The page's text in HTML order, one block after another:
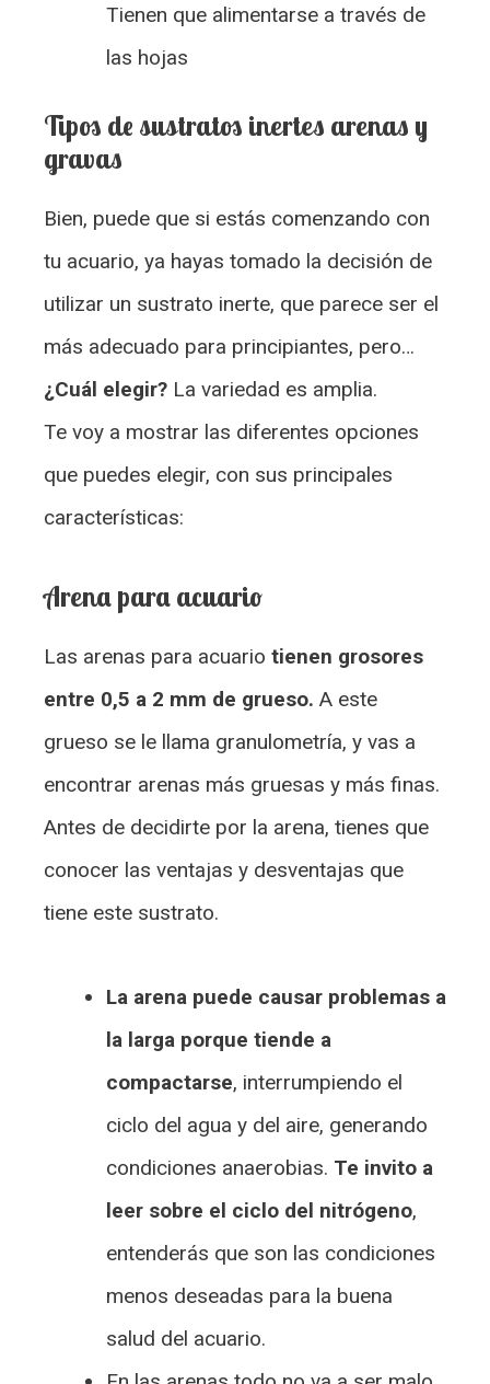
Tienen que alimentarse a través de
las hojas
Tipos de sustratos inertes arenas y
gravas
Bien, puede que si estás comenzando con
tu acuario, ya hayas tomado la decisión de
utilizar un sustrato inerte, que parece ser el
más adecuado para principiantes, pero…
¿Cuál elegir? La variedad es amplia.
Te voy a mostrar las diferentes opciones
que puedes elegir, con sus principales
características:
Arena para acuario
Las arenas para acuario tienen grosores
entre 0,5 a 2 mm de grueso. A este
grueso se le llama granulometría, y vas a
encontrar arenas más gruesas y más finas.
Antes de decidirte por la arena, tienes que
conocer las ventajas y desventajas que
tiene este sustrato.
La arena puede causar problemas a
la larga porque tiende a
compactarse, interrumpiendo el
ciclo del agua y del aire, generando
condiciones anaerobias. Te invito a
leer sobre el ciclo del nitrógeno,
entenderás que son las condiciones
menos deseadas para la buena
salud del acuario.